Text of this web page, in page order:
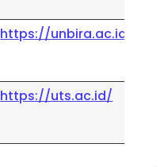
https://unbira.ac.id/
https://uts.ac.id/